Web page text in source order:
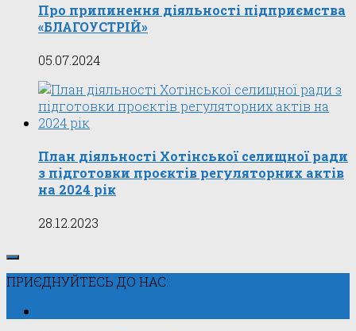
Про припинення діяльності підприємства
«БЛАГОУСТРІЙ»
05.07.2024
План діяльності Хотінської селищної ради
з підготовки проєктів регуляторних актів
на 2024 рік
28.12.2023
ПРИЄДНУЙТЕСЬ ДО НАС: